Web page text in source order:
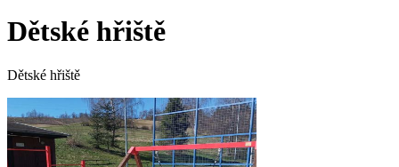
Dětské hřiště
Dětské hřiště